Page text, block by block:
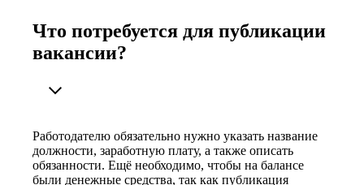
Что потребуется для публикации
вакансии?
Работодателю обязательно нужно указать название
должности, заработную плату, а также описать
обязанности. Ещё необходимо, чтобы на балансе
были денежные средства, так как публикация